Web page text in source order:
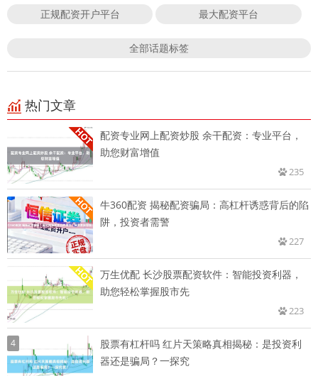
正规配资开户平台 最大配资平台
全部话题标签
热门文章
配资专业网上配资炒股 余干配资：专业平台，
助您财富增值
235
牛360配资 揭秘配资骗局：高杠杆诱惑背后的陷
阱，投资者需警
227
万生优配 长沙股票配资软件：智能投资利器，
助您轻松掌握股市先
223
4
股票有杠杆吗 红片天策略真相揭秘：是投资利
器还是骗局？一探究